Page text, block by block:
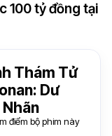
100 tỷ đồng tại
Thám Tử
Dư
điểm bộ phim này